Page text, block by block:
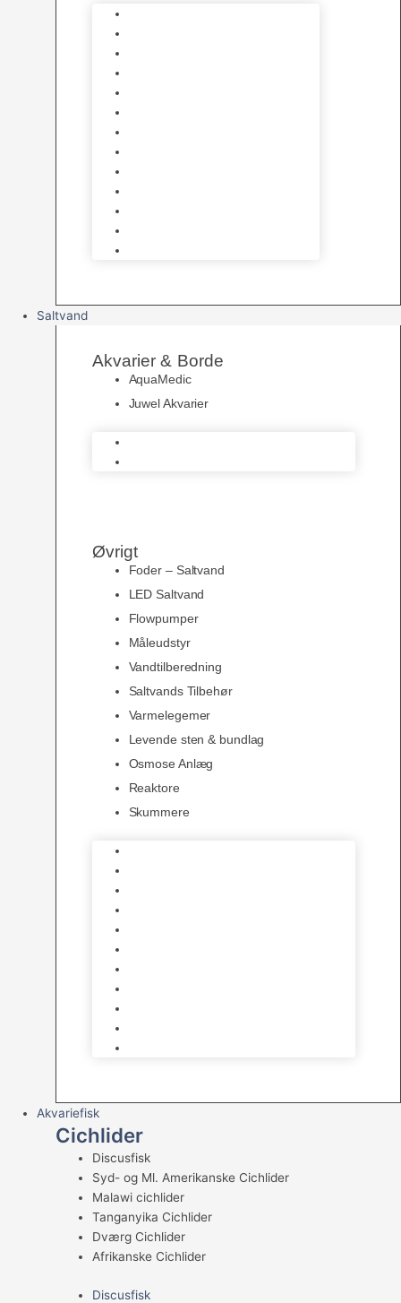
Saltvand
Akvarier & Borde
AquaMedic
Juwel Akvarier
Øvrigt
Foder – Saltvand
LED Saltvand
Flowpumper
Måleudstyr
Vandtilberedning
Saltvands Tilbehør
Varmelegemer
Levende sten & bundlag
Osmose Anlæg
Reaktore
Skummere
Akvariefisk
Cichlider
Discusfisk
Syd- og Ml. Amerikanske Cichlider
Malawi cichlider
Tanganyika Cichlider
Dværg Cichlider
Afrikanske Cichlider
Discusfisk